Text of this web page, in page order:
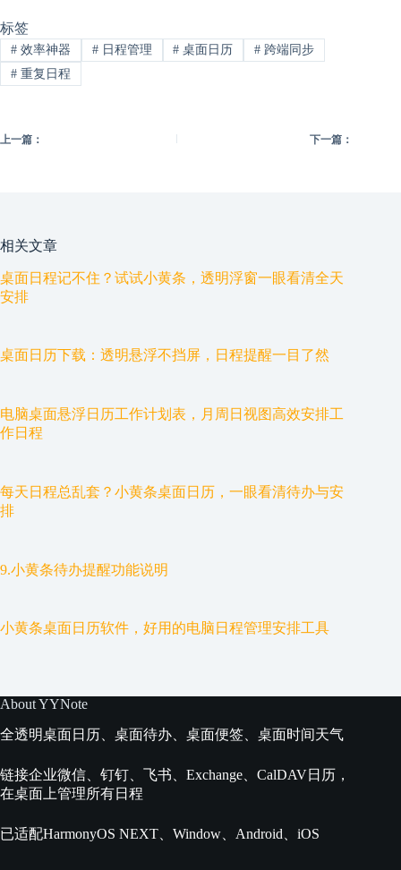
标签
#效率神器 #日程管理 # 桌面日历 # 跨端同步
#重复日程
上一篇： 下一篇：
相关文章
桌面日程记不住？试试小黄条，透明浮窗一眼看清全天
安排
桌面日历下载：透明悬浮不挡屏，日程提醒一目了然
电脑桌面悬浮日历工作计划表，月周日视图高效安排工
作日程
每天日程总乱套？小黄条桌面日历，一眼看清待办与安
排
9.小黄条待办提醒功能说明
小黄条桌面日历软件，好用的电脑日程管理安排工具
About YYNote
全透明桌面日历、桌面待办、桌面便签、桌面时间天气
链接企业微信、钉钉、飞书、Exchange、CalDAV日历，
在桌面上管理所有日程
已适配HarmonyOS NEXT、Window、Android、iOS